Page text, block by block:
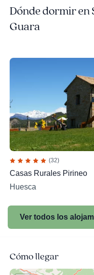
Dónde dormir en
Guara
(32)
Casas Rurales Pirineo
Huesca
Ver todos los
Cómo llegar